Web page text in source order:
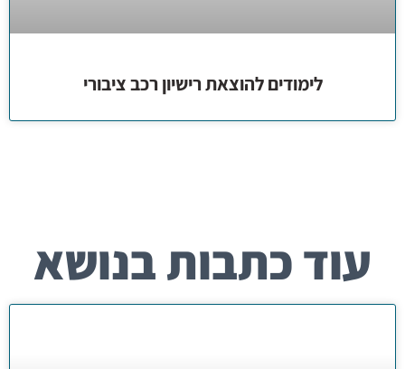
לימודים להוצאת רישיון רכב ציבורי
עוד כתבות בנושא